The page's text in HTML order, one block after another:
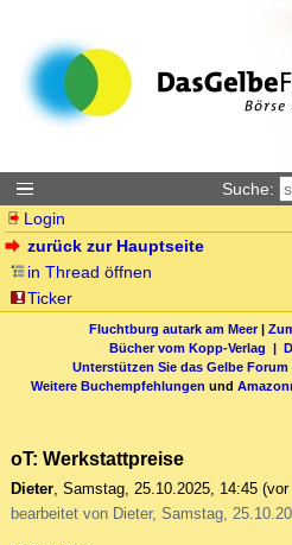
Suche:
Login
zurück zur Hauptseite
in Thread öffnen
Ticker
Fluchtburg autark am Meer|
Bücher vom Kopp-Verlag |
Unterstützen Sie das Gelbe Forum
Weitere Buchempfehlungen und
oT: Werkstattpreise
Dieter, Samstag, 25.10.2025, 14:45 (vor
bearbeitet von Dieter, Samstag,